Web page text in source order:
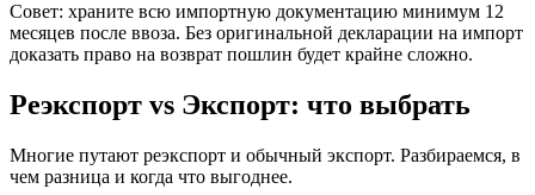
Совет: храните всю импортную документацию минимум 12
месяцев после ввоза. Без оригинальной декларации на импорт
доказать право на возврат пошлин будет крайне сложно.
Реэкспорт vs Экспорт: что выбрать
Многие путают реэкспорт и обычный экспорт. Разбираемся, в
чем разница и когда что выгоднее.